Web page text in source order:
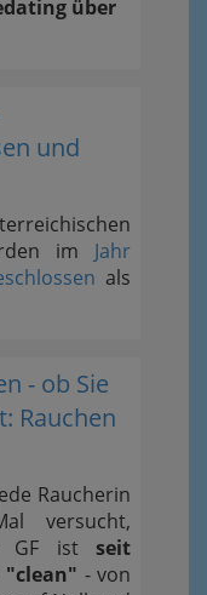
über
und
im Jahr
als
- ob Sie
Rauchen
Raucherin
versucht,
GF ist seit
"clean" - von